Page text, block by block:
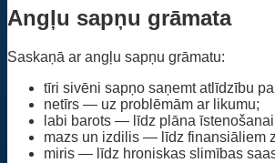
Angļu sapņu grāmata
Saskaņā ar angļu sapņu grāmatu:
tīri sivēni sapņo saņemt atlīdzību
netīrs — uz problēmām ar likumu;
labi barots — līdz plāna
mazs un izdilis — līdz finansiāliem
miris — līdz hroniskas slimības